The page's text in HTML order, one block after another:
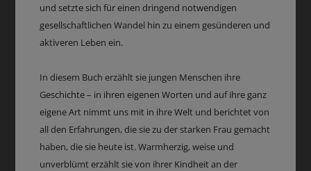
und setzte sich für einen dringend notwendigen
gesellschaftlichen Wandel hin zu einem gesünderen und
aktiveren Leben ein.
In diesem Buch erzählt sie jungen Menschen ihre
Geschichte – in ihren eigenen Worten und auf ihre ganz
eigene Art nimmt uns mit in ihre Welt und berichtet von
all den Erfahrungen, die sie zu der starken Frau gemacht
haben, die sie heute ist. Warmherzig, weise und
unverblümt erzählt sie von ihrer Kindheit an der